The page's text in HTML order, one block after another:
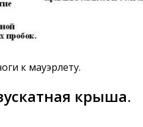
к мауэрлету.
крыша.